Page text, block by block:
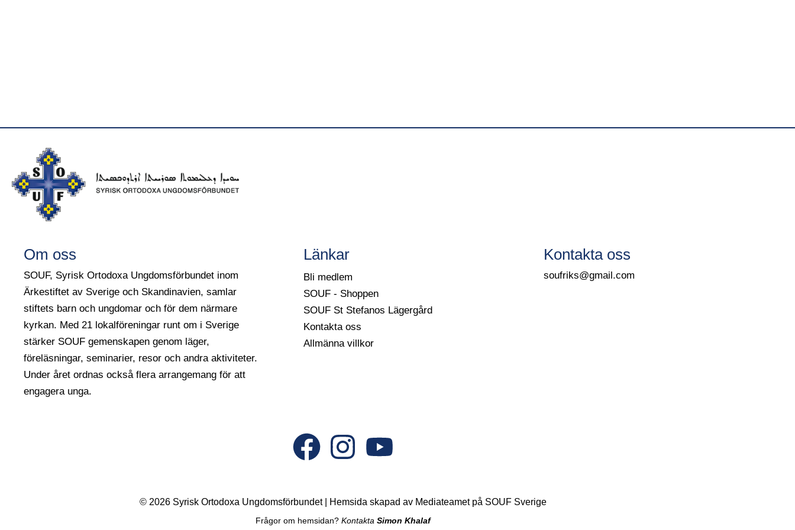
Om oss
SOUF, Syrisk Ortodoxa Ungdomsförbundet inom
Ärkestiftet av Sverige och Skandinavien, samlar
stiftets barn och ungdomar och för dem närmare
kyrkan. Med 21 lokalföreningar runt om i Sverige
stärker SOUF gemenskapen genom läger,
föreläsningar, seminarier, resor och andra aktiviteter.
Under året ordnas också flera arrangemang för att
engagera unga.
Länkar
Bli medlem
SOUF - Shoppen
SOUF St Stefanos Lägergård
Kontakta oss
Allmänna villkor
Kontakta oss
soufriks@gmail.com
F
a
c
I
s
Y
u
© 2026 Syrisk Ortodoxa Ungdomsförbundet | Hemsida skapad av Mediateamet på SOUF Sverige
Frågor om hemsidan? Kontakta Simon Khalaf